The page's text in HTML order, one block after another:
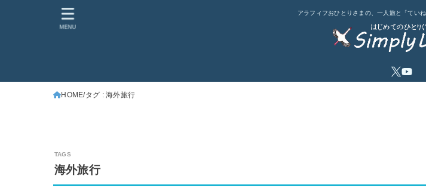
アラフィフおひとりさまの、一人旅と「てい
MENU
HOME タグ : 海外旅行
海外旅行